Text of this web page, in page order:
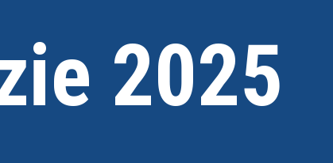
2025